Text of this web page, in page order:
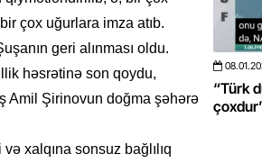
çox uğurlara imza atıb.
geri alınması oldu.
həsrətinə son qoydu,
Amil Şirinovun doğma şəhərə
xalqına sonsuz bağlılıq
Üstellə
- 10:50 423
ilə bağlı görüləcək işlər